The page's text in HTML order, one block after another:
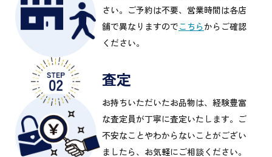
さい。ご予約は不要、営業時間は各店
舗で異なりますのでこちらからご確認
ください。
査定
お持ちいただいたお品物は、経験豊富
な査定員が丁寧に査定いたします。ご
不安なことやわからないことがござい
ましたら、お気軽にご相談ください。